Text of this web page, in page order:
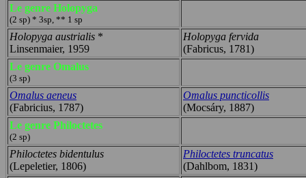
Le genre Holopyga
(2 sp) * 3sp, ** 1 sp
Holopyga austrialis *
Linsenmaier, 1959
Holopyga fervida
(Fabricus, 1781)
Le genre Omalus
(3 sp)
Omalus aeneus
(Fabricius, 1787)
Omalus puncticollis
(Mocsáry, 1887)
Le genre Philoctetes
(2 sp)
Philoctetes bidentulus
(Lepeletier, 1806)
Philoctetes truncatus
(Dahlbom, 1831)